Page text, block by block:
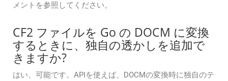
メントを参照してください。
CF2 ファイルを Go の DOCM に変換
するときに、独自の透かしを追加で
きますか?
はい、可能です。APIを使えば、DOCMの変換時に独自のテ